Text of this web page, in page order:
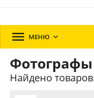
 МЕНЮ 
Фотографы
Найдено